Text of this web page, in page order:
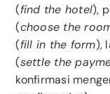
(find the hotel),
(choose the
(fill in the form),
(settle the
konfirmasi